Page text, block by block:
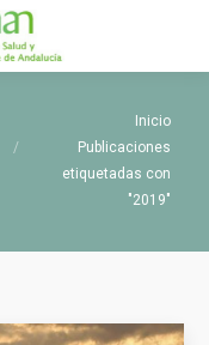
Inicio
Publicaciones
etiquetadas con
"2019"